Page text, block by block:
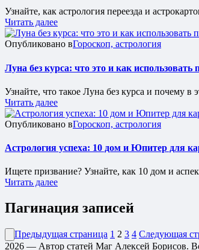
Узнайте, как астрология переезда и
Читать далее
Опубликовано вГороскоп, астрология
Луна без курса: что это и как использовать
Узнайте, что такое Луна без курса и почему
Читать далее
Опубликовано вГороскоп, астрология
Астрология успеха: 10 дом и Юпитер для
Ищете призвание? Узнайте, как 10 дом и
Читать далее
Пагинация записей
Предыдущая страница 1 2 3 4 Следующая
2026 — Автор статей Маг Алексей Борисов.